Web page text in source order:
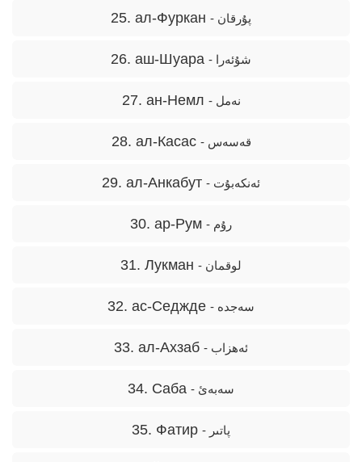
25. ал-Фуркан - پۇرقان
26. аш-Шуара - شۇئەرا
27. ан-Немл - نەمل
28. ал-Касас - قەسەس
29. ал-Анкабут - ئەنكەبۇت
30. ар-Рум - رۇم
31. Лукман - لوقمان
32. ас-Седжде - سەجدە
33. ал-Ахзаб - ئەھزاب
34. Саба - سەبەئ
35. Фатир - پاتىر